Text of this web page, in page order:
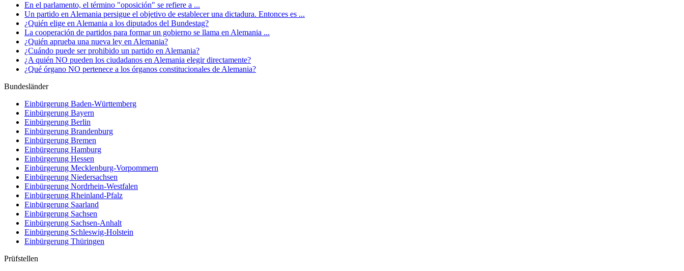
En el parlamento, el término "oposición" se refiere a ...
Un partido en Alemania persigue el objetivo de establecer una dictadura. Entonces es ...
¿Quién elige en Alemania a los diputados del Bundestag?
La cooperación de partidos para formar un gobierno se llama en Alemania ...
¿Quién aprueba una nueva ley en Alemania?
¿Cuándo puede ser prohibido un partido en Alemania?
¿A quién NO pueden los ciudadanos en Alemania elegir directamente?
¿Qué órgano NO pertenece a los órganos constitucionales de Alemania?
Bundesländer
Einbürgerung Baden-Württemberg
Einbürgerung Bayern
Einbürgerung Berlin
Einbürgerung Brandenburg
Einbürgerung Bremen
Einbürgerung Hamburg
Einbürgerung Hessen
Einbürgerung Mecklenburg-Vorpommern
Einbürgerung Niedersachsen
Einbürgerung Nordrhein-Westfalen
Einbürgerung Rheinland-Pfalz
Einbürgerung Saarland
Einbürgerung Sachsen
Einbürgerung Sachsen-Anhalt
Einbürgerung Schleswig-Holstein
Einbürgerung Thüringen
Prüfstellen